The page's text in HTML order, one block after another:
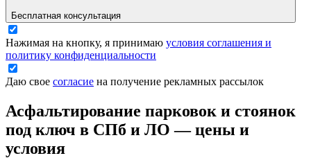
Бесплатная консультация
Нажимая на кнопку, я принимаю условия соглашения и
политику конфиденциальности
Даю свое согласие на получение рекламных рассылок
Асфальтирование парковок и стоянок
под ключ в СПб и ЛО —цены и
условия